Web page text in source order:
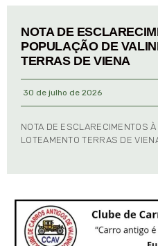
NOTA DE
POPULAÇÃO DE
TERRAS DE VIENA
30 de julho de 2026
NOTA DE ESCLARECIMENTOS
LOTEAMENTO TERRAS DE